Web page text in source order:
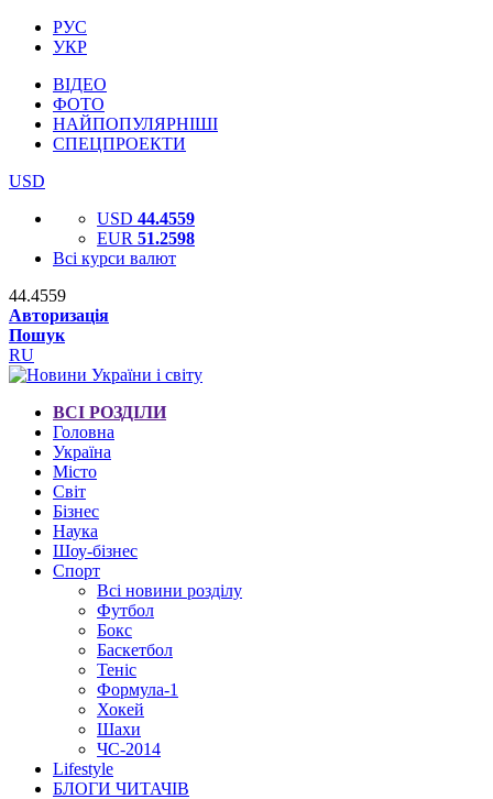
РУС
УКР
ВІДЕО
ФОТО
НАЙПОПУЛЯРНІШІ
СПЕЦПРОЕКТИ
USD
USD 44.4559
EUR 51.2598
Всі курси валют
44.4559
Авторизація
Пошук
RU
ВСІ РОЗДІЛИ
Головна
Україна
Місто
Світ
Бізнес
Наука
Шоу-бізнес
Спорт
Всі новини розділу
Футбол
Бокс
Баскетбол
Теніс
Формула-1
Хокей
Шахи
ЧС-2014
Lifestyle
БЛОГИ ЧИТАЧІВ